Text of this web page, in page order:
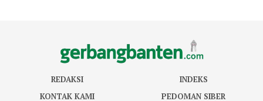
REDAKSI
INDEKS
KONTAK KAMI
PEDOMAN SIBER